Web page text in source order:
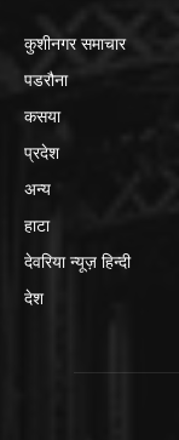
कुशीनगर समाचार
पडरौना
कसया
प्रदेश
अन्य
हाटा
देवरिया न्यूज़ हिन्दी
देश